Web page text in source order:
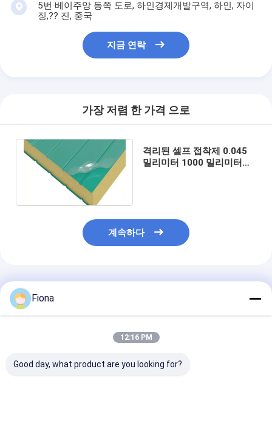
5번 베이주앙 동쪽 도로, 하인경제개발구역, 하인, 자이
징,?? 진, 중국
지금 연락
가장 저렴 한 가격 으로
격리된 셀프 접착제 0.045
밀리미터 1000 밀리미터는
계속하다
추천된 제품
Fiona
12:16 PM
Good day, what product are you looking for?